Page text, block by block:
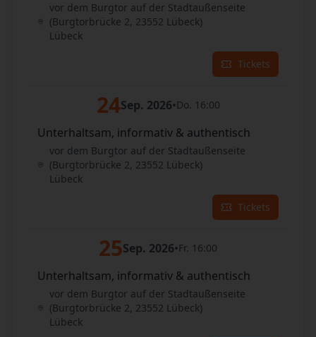
vor dem Burgtor auf der Stadtaußenseite
(Burgtorbrücke 2, 23552 Lübeck)
Lübeck
Tickets
24Sep. 2026•Do. 16:00
Unterhaltsam, informativ & authentisch
vor dem Burgtor auf der Stadtaußenseite
(Burgtorbrücke 2, 23552 Lübeck)
Lübeck
Tickets
25Sep. 2026•Fr. 16:00
Unterhaltsam, informativ & authentisch
vor dem Burgtor auf der Stadtaußenseite
(Burgtorbrücke 2, 23552 Lübeck)
Lübeck